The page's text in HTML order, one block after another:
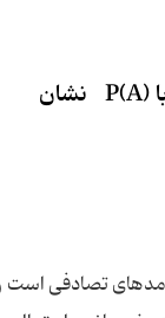
P(A)نشان
تصادفی